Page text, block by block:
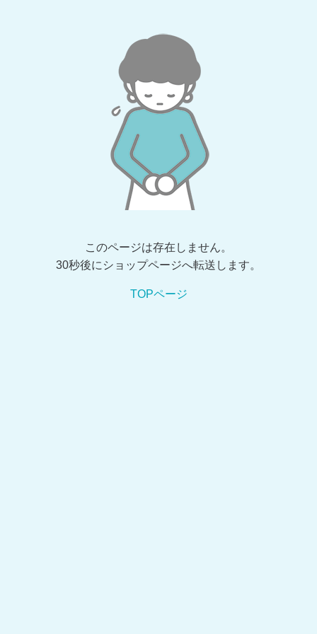
このページは存在しません。
30秒後にショップページへ転送します。
TOPページ